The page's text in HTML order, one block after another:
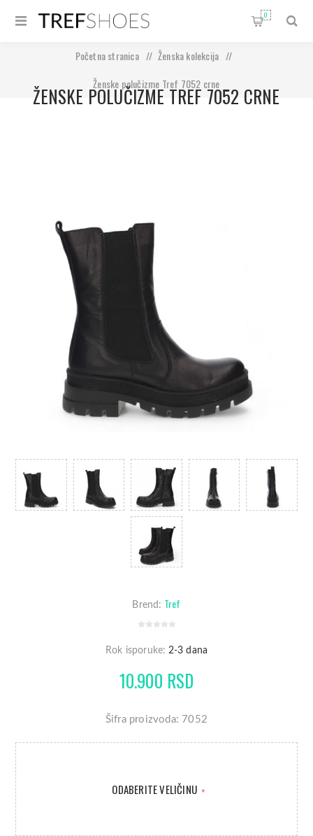
0
Početna stranica / Ženska kolekcija
/
Ženske polučizme Tref 7052 crne
ŽENSKE POLUČIZME TREF 7052 CRNE
Brend: Tref
Rok isporuke: 2-3 dana
10.900 RSD
Šifra proizvoda: 7052
ODABERITE VELIČINU *